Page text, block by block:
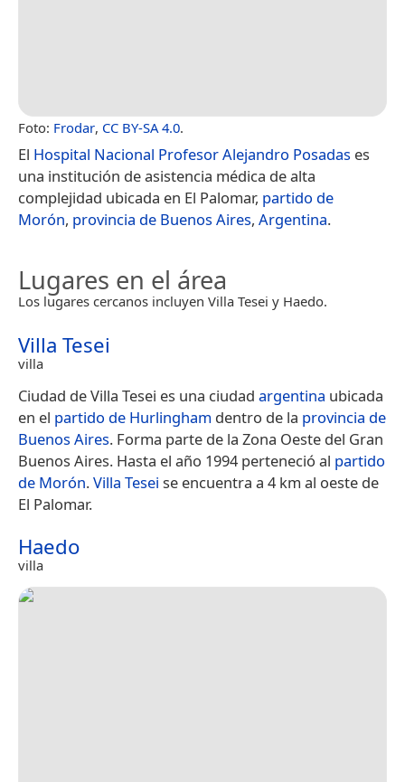
Foto: Frodar, CC BY-SA 4.0.
El Hospital Nacional Profesor Alejandro Posadas es
una institución de asistencia médica de alta
complejidad ubicada en El Palomar, partido de
Morón, provincia de Buenos Aires, Argentina.
Lugares en el área
Los lugares cercanos incluyen Villa Tesei y Haedo.
Villa Tesei
villa
Ciudad de Villa Tesei​ es una ciudad argentina ubicada
en el partido de Hurlingham dentro de la provincia de
Buenos Aires. Forma parte de la Zona Oeste del Gran
Buenos Aires. Hasta el año 1994 perteneció al partido
de Morón.Villa Tesei se encuentra a 4 km al oeste de
El Palomar.
Haedo
villa